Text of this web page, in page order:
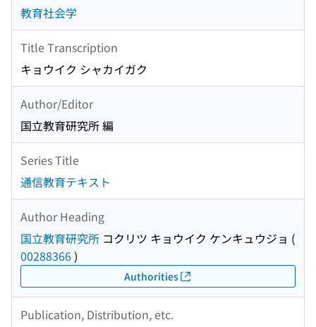
教育社会学
Title Transcription
キョウイク シャカイガク
Author/Editor
国立教育研究所 編
Series Title
通信教育テキスト
Author Heading
国立教育研究所 コクリツ キョウイク ケンキュウジョ (
00288366)
Authorities
Publication, Distribution, etc.